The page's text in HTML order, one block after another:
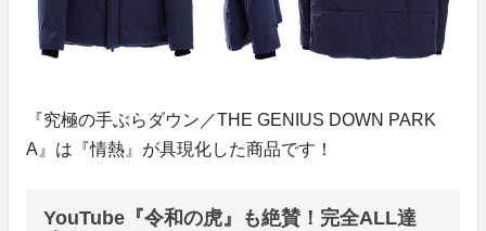
『究極の手ぶらダウン／THE GENIUS DOWN PARK
A』は『情熱』が具現化した商品です！
YouTube『令和の虎』も絶賛！完全ALL達